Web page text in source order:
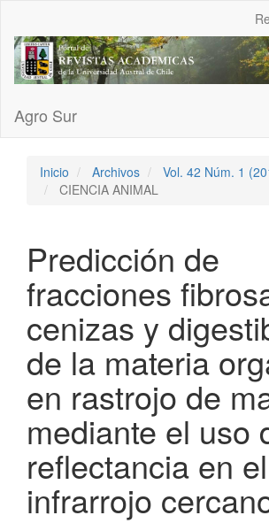
Contenido
principal
Barra
Agro Sur
Inicio Archivos
Vol. 42 Núm. 1
CIENCIA ANIMAL
Predicción de
fracciones
cenizas y
de la materia
en rastrojo de
mediante el uso
reflectancia en el
infrarrojo